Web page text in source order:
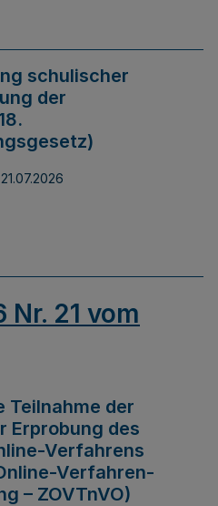
schulischer
der
21.07.2026
Nr. 21 vom
Teilnahme der
Erprobung des
Verfahrens
Verfahren-
– ZOVTnVO)